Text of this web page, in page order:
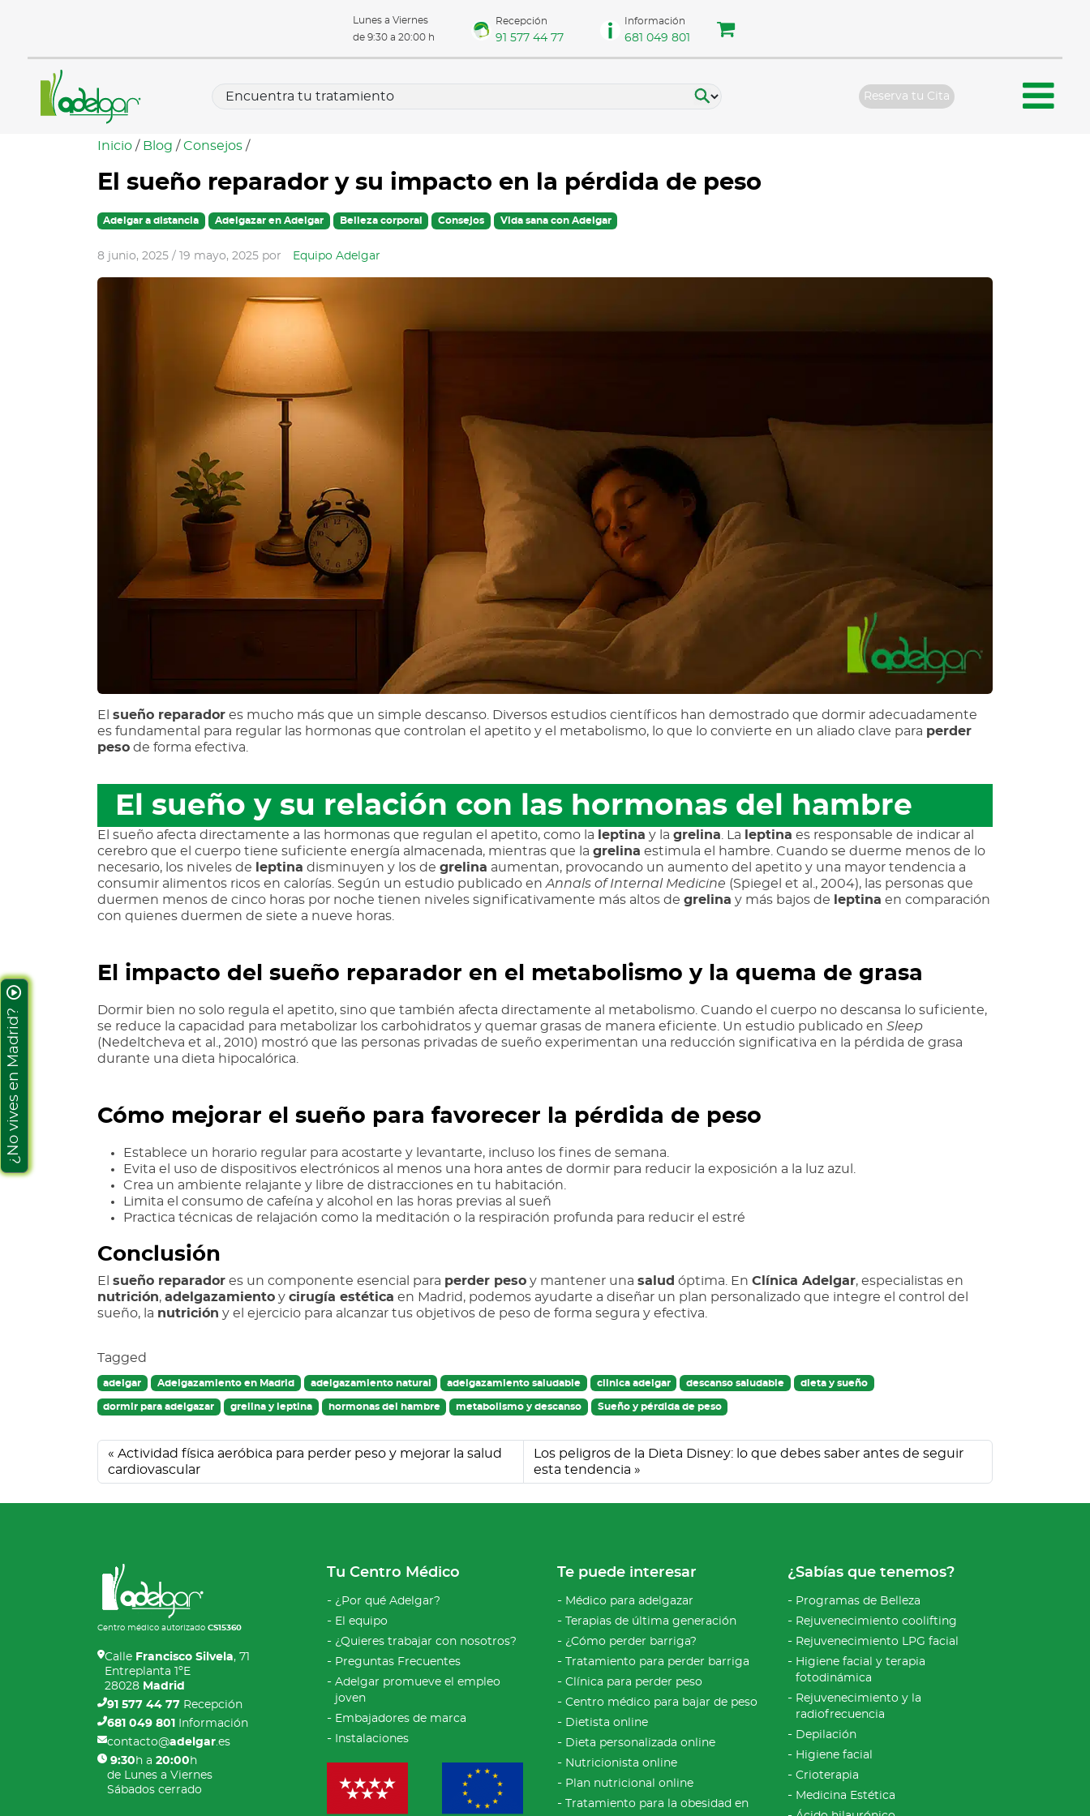
Lunes a Viernes
de 9:30 a 20:00 h
Recepción
91 577 44 77
Información
681 049 801
Reserva tu Cita
Inicio/ Blog / Consejos/
El sueño reparador y su impacto en la pérdida de peso
Adelgar a distancia Adelgazar en Adelgar Belleza corporal Consejos Vida sana con Adelgar
8 junio, 2025 / 19 mayo, 2025por Equipo Adelgar
El sueño reparadores mucho más que un simple descanso. Diversos estudios científicos han demostrado que dormir adecuadamente
es fundamental para regular las hormonas que controlan el apetito y el metabolismo, lo que lo convierte en un aliado clave para perder
pesode forma efectiva.
El sueño y su relación con las hormonas del hambre
El sueño afecta directamente a las hormonas que regulan el apetito, como la leptina y la grelina . La leptina es responsable de indicar al
cerebro que el cuerpo tiene suficiente energía almacenada, mientras que la grelina estimula el hambre. Cuando se duerme menos de lo
necesario, los niveles de
leptina disminuyen y los de grelina aumentan, provocando un aumento del apetito y una mayor tendencia a
consumir alimentos ricos en calorías. Según un estudio publicado en Annals of Internal Medicine (Spiegel et al., 2004), las personas que
duermen menos de cinco horas por noche tienen niveles significativamente más altos de grelina y más bajos de leptina en comparación
con quienes duermen de siete a nueve horas.
El impacto del sueño reparador en el metabolismo y la quema de grasa
Dormir bien no solo regula el apetito, sino que también afecta directamente al metabolismo. Cuando el cuerpo no descansa lo suficiente,
se reduce la capacidad para metabolizar los carbohidratos y quemar grasas de manera eficiente. Un estudio publicado en Sleep
(Nedeltcheva et al., 2010) mostró que las personas privadas de sueño experimentan una reducción significativa en la pérdida de grasa
durante una dieta hipocalórica.
Cómo mejorar el sueño para favorecer la pérdida de peso
Establece un horario regular para acostarte y levantarte, incluso los fines de semana.
Evita el uso de dispositivos electrónicos al menos una hora antes de dormir para reducir la exposición a la luz azul.
Crea un ambiente relajante y libre de distracciones en tu habitación.
Limita el consumo de cafeína y alcohol en las horas previas al sueñ
Practica técnicas de relajación como la meditación o la respiración profunda para reducir el estré
Conclusión
El sueño reparadores un componente esencial para perder pesoy mantener una salud óptima. En Clínica Adelgar, especialistas en
nutrición, adelgazamientoy cirugía estética en Madrid, podemos ayudarte a diseñar un plan personalizado que integre el control del
sueño, la nutrición y el ejercicio para alcanzar tus objetivos de peso de forma segura y efectiva.
Tagged
adelgar Adelgazamiento en Madrid adelgazamiento natural adelgazamiento saludable clinica adelgar descanso saludable dieta y sueño
dormir para adelgazar grelina y leptina hormonas del hambre metabolismo y descanso Sueño y pérdida de peso
Actividad física aeróbica para perder peso y mejorar la salud
cardiovascular
Los peligros de la Dieta Disney: lo que debes saber antes de seguir
esta tendencia
Centro médico autorizado CS15360
CalleFrancisco Silvela, 71
Entreplanta 1ºE
28028 Madrid
91 577 44 77Recepción
681 049 801
Información
contacto@adelgar.es
9:30 h a 20:00 h
de Lunes a Viernes
Sábados cerrado
Tu Centro Médico
¿Por qué Adelgar?
El equipo
¿Quieres trabajar con nosotros?
Preguntas Frecuentes
Adelgar promueve el empleo
joven
Embajadores de marca
Instalaciones
Te puede interesar
Médico para adelgazar
Terapias de última generación
¿Cómo perder barriga?
Tratamiento para perder barriga
Clínica para perder peso
Centro médico para bajar de peso
Dietista online
Dieta personalizada online
Nutricionista online
Plan nutricional online
Tratamiento para la obesidad en
¿Sabías que tenemos?
Programas de Belleza
Rejuvenecimiento coolifting
Rejuvenecimiento LPG facial
Higiene facial y terapia
fotodinámica
Rejuvenecimiento y la
radiofrecuencia
Depilación
Higiene facial
Crioterapia
Medicina Estética
¿No vives en Madrid?